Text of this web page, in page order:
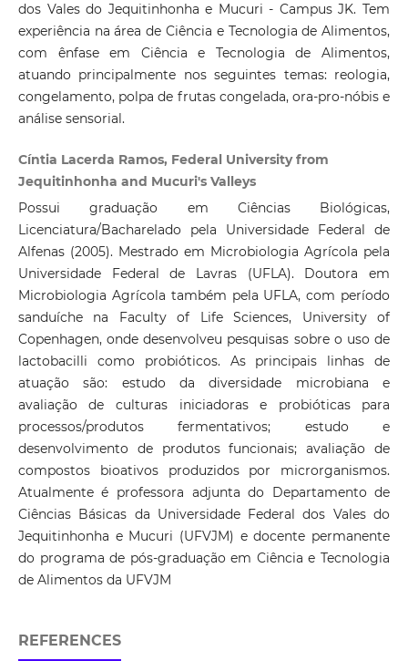
dos Vales do Jequitinhonha e Mucuri - Campus JK. Tem
experiência na área de Ciência e Tecnologia de Alimentos,
com ênfase em Ciência e Tecnologia de Alimentos,
atuando principalmente nos seguintes temas: reologia,
congelamento, polpa de frutas congelada, ora-pro-nóbis e
análise sensorial.
Cíntia Lacerda Ramos, Federal University from
Jequitinhonha and Mucuri's Valleys
Possui graduação em Ciências Biológicas,
Licenciatura/Bacharelado pela Universidade Federal de
Alfenas (2005). Mestrado em Microbiologia Agrícola pela
Universidade Federal de Lavras (UFLA). Doutora em
Microbiologia Agrícola também pela UFLA, com período
sanduíche na Faculty of Life Sciences, University of
Copenhagen, onde desenvolveu pesquisas sobre o uso de
lactobacilli como probióticos. As principais linhas de
atuação são: estudo da diversidade microbiana e
avaliação de culturas iniciadoras e probióticas para
processos/produtos fermentativos; estudo e
desenvolvimento de produtos funcionais; avaliação de
compostos bioativos produzidos por microrganismos.
Atualmente é professora adjunta do Departamento de
Ciências Básicas da Universidade Federal dos Vales do
Jequitinhonha e Mucuri (UFVJM) e docente permanente
do programa de pós-graduação em Ciência e Tecnologia
de Alimentos da UFVJM
REFERENCES